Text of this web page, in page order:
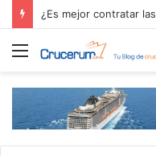
Menú